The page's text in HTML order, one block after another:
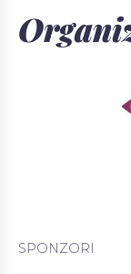
SPONZORI